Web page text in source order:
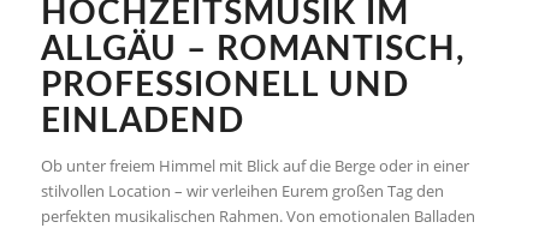
HOCHZEITSMUSIK IM
ALLGÄU – ROMANTISCH,
PROFESSIONELL UND
EINLADEND
Ob unter freiem Himmel mit Blick auf die Berge oder in einer
stilvollen Location – wir verleihen Eurem großen Tag den
perfekten musikalischen Rahmen. Von emotionalen Balladen